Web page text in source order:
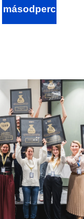
másodperc